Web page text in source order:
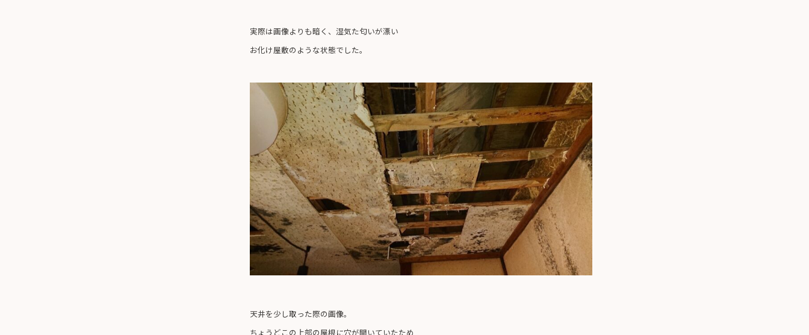
実際は画像よりも暗く、湿気た匂いが漂い
お化け屋敷のような状態でした。
天井を少し取った際の画像。
ちょうどこの上部の屋根に穴が開いていたため